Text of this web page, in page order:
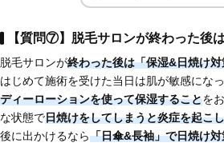
【質問⑦】脱毛サロンが終わった後
脱毛サロンが終わった後は「保湿&日焼け
はじめて施術を受けた当日は肌が敏感になっ
ディーローションを使って保湿することを
な状態で日焼けをしてしまうと炎症を起こ
後に出かけるなら「日傘&長袖」で日焼け